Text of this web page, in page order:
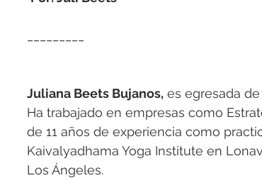
Juliana Beets Bujanos, es egresada
Ha trabajado en empresas como
de 11 años de experiencia como
Kaivalyadhama Yoga Institute en
Los Ángeles.